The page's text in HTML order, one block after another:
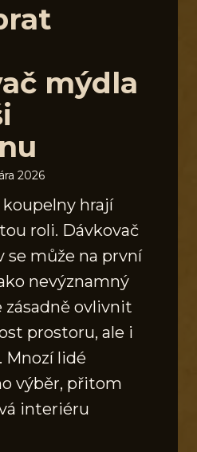
mýdla
2026
koupelny hrají
roli. Dávkovač
se může na první
nevýznamný
zásadně ovlivnit
prostoru, ale i
Mnozí lidé
výběr, přitom
interiéru